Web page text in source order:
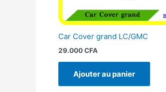
Car Cover grand LC/GMC
29.000CFA
Ajouter au panier